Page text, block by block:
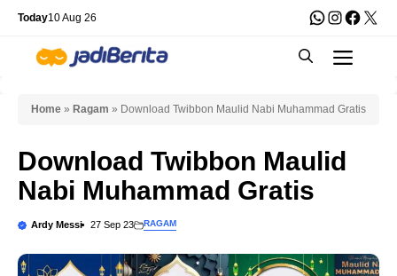
Skip
content
Today10 Aug 26 WhatsApp
X
Home » Ragam » Download Twibbon Maulid Nabi Muhammad Gratis
Download Twibbon Maulid
Nabi Muhammad Gratis
Ardy Messi 27 Sep 23 RAGAM